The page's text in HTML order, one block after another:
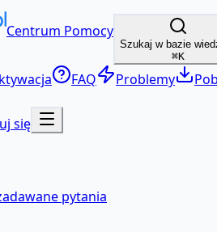
Centrum Pomocy
Szukaj w bazie
⌘K
FAQ Problemy
się
pytania